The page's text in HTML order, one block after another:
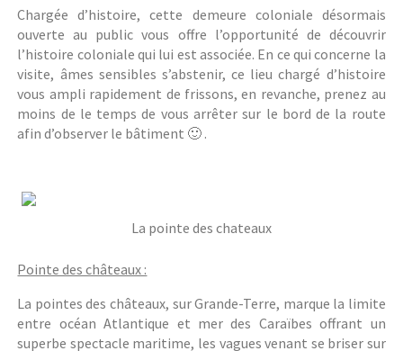
Chargée d’histoire, cette demeure coloniale désormais
ouverte au public vous offre l’opportunité de découvrir
l’histoire coloniale qui lui est associée. En ce qui concerne la
visite, âmes sensibles s’abstenir, ce lieu chargé d’histoire
vous ampli rapidement de frissons, en revanche, prenez au
moins de le temps de vous arrêter sur le bord de la route
afin d’observer le bâtiment 🙂 .
La pointe des chateaux
Pointe des châteaux :
La pointes des châteaux, sur Grande-Terre, marque la limite
entre océan Atlantique et mer des Caraïbes offrant un
superbe spectacle maritime, les vagues venant se briser sur